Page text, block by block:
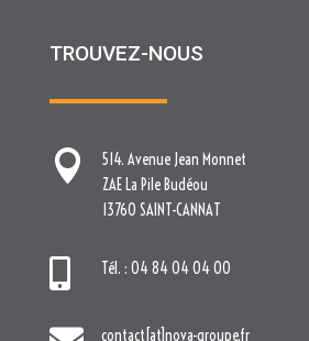
TROUVEZ-NOUS

514. Avenue Jean Monnet
ZAE La Pile Budéou
13760 SAINT-CANNAT
 Tél. : 04 84 04 04 00
contact[at]nova-groupe.fr